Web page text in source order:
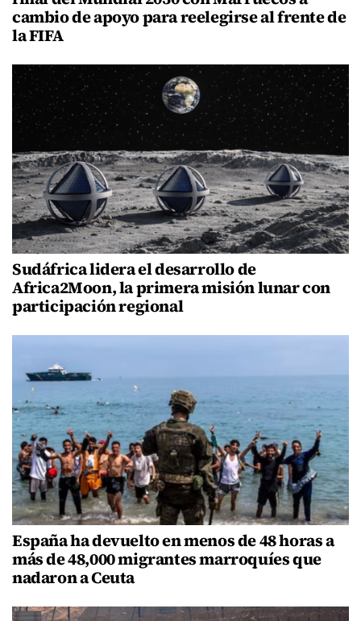
cambio de apoyo para reelegirse al frente de
la FIFA
Sudáfrica lidera el desarrollo de
Africa2Moon, la primera misión lunar con
participación regional
España ha devuelto en menos de 48 horas a
más de 48,000 migrantes marroquíes que
nadaron a Ceuta